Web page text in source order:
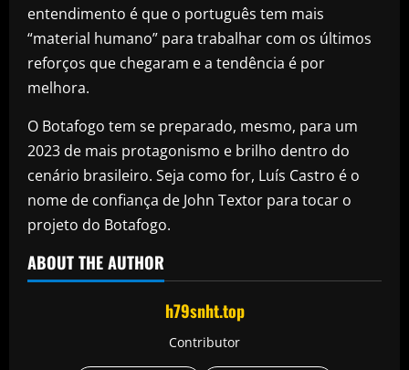
entendimento é que o português tem mais
“material humano” para trabalhar com os últimos
reforços que chegaram e a tendência é por
melhora.
O Botafogo tem se preparado, mesmo, para um
2023 de mais protagonismo e brilho dentro do
cenário brasileiro. Seja como for, Luís Castro é o
nome de confiança de John Textor para tocar o
projeto do Botafogo.
ABOUT THE AUTHOR
h79snht.top
Contributor